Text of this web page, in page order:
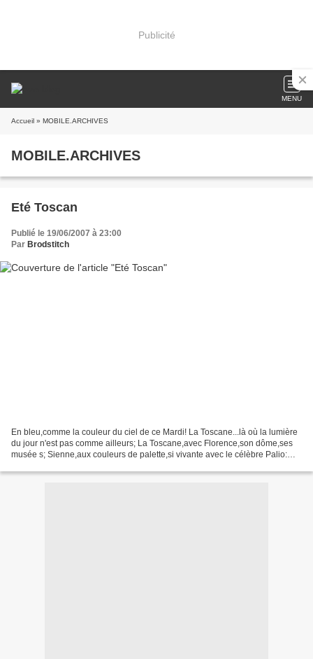
Publicité
MENU
Accueil » MOBILE.ARCHIVES
MOBILE.ARCHIVES
Eté Toscan
Publié le 19/06/2007 à 23:00
Par Brodstitch
En bleu,comme la couleur du ciel de ce Mardi! La Toscane...là où la lumière
du jour n'est pas comme ailleurs; La Toscane,avec Florence,son dôme,ses
musée s; Sienne,aux couleurs de palette,si vivante avec le célèbre Palio: